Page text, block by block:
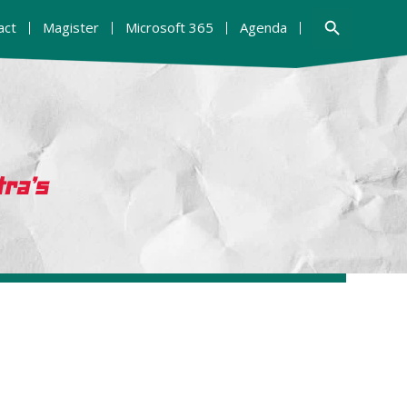
Magister Microsoft 365 Agenda